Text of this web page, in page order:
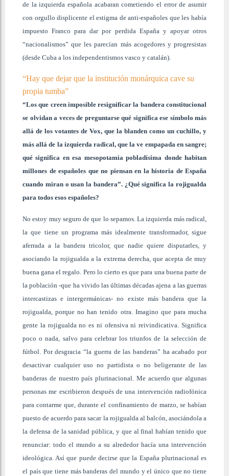
de la izquierda española acabaran cometiendo el error de asumir
con orgullo displicente el estigma de anti-españoles que les había
impuesto Franco para dar por perdida España y apoyar otros
“nacionalismos” que les parecían más acogedores y progresistas
(desde Cuba a los independentismos vasco y catalán).
“Hay que dejar que la institución monárquica cave su
propia tumba”
“Los que creen imposible resignificar la bandera constitucional
se olvidan a veces de preguntarse qué significa ese símbolo más
allá de los votantes de Vox, que la blanden como un cuchillo, y
más allá de la izquierda radical, que la ve empapada en sangre;
qué significa en esa mesopotamia pobladísima donde habitan
millones de españoles que no piensan en la historia de España
cuando miran o usan la bandera”. ¿Qué significa la rojigualda
para todos esos españoles?
No estoy muy seguro de que lo sepamos. La izquierda más radical,
la que tiene un programa más idealmente transformador, sigue
aferrada a la bandera tricolor, que nadie quiere disputarles, y
asociando la rojigualda a la extrema derecha, que acepta de muy
buena gana el regalo. Pero lo cierto es que para una buena parte de
la población -que ha vivido las últimas décadas ajena a las guerras
intercastizas e intergermánicas- no existe más bandera que la
rojigualda, porque no han tenido otra. Imagino que para mucha
gente la rojigualda no es ni ofensiva ni reivindicativa. Significa
poco o nada, salvo para celebrar los triunfos de la selección de
fútbol. Por desgracia “la guerra de las banderas” ha acabado por
desactivar cualquier uso no partidista o no beligerante de las
banderas de nuestro país plurinacional. Me acuerdo que algunas
personas me escribieron después de una intervención radiofónica
para contarme que, durante el confinamiento de marzo, se habían
puesto de acuerdo para sacar la rojigualda al balcón, asociándola a
la defensa de la sanidad pública, y que al final habían tenido que
renunciar: todo el mundo a su alrededor hacía una intervención
ideológica. Así que puede decirse que la España plurinacional es
el país que tiene más banderas del mundo y el único que no tiene